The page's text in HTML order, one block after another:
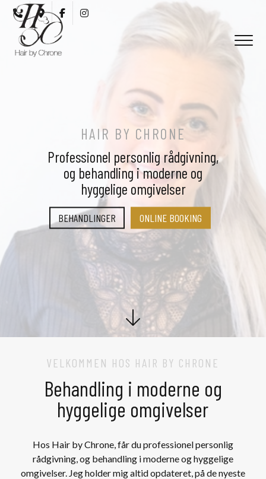
hovedindhold
HAIR BY CHRONE
Professionel personlig rådgivning,
og behandling i moderne og
hyggelige omgivelser
BEHANDLINGER ONLINE BOOKING
HAIR BY CHRONE
Professionel personlig rådgivning,
og behandling i moderne og
hyggelige omgivelser
BEHANDLINGER ONLINE BOOKING
VELKOMMEN HOS HAIR BY CHRONE
Behandling i moderne og
hyggelige omgivelser
Hos Hair by Chrone, får du professionel personlig
rådgivning, og behandling i moderne og hyggelige
omgivelser. Jeg holder mig altid opdateret, på de nyeste